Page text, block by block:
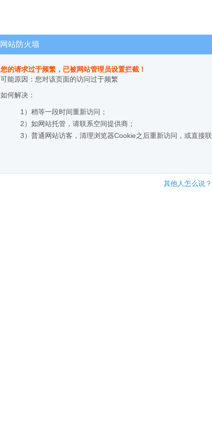
网站防火墙
您的请求过于频繁，已被网站管理员设置拦截！
可能原因：您对该页面的访问过于频繁
如何解决：
1）稍等一段时间重新访问；
2）如网站托管，请联系空间提供商；
3）普通网站访客，清理浏览器Cookie之后重新访问，或直接联
其他人怎么说？